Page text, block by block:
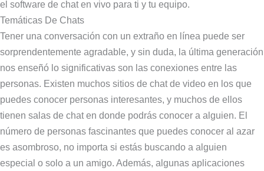
el software de chat en vivo para ti y tu equipo.
Temáticas De Chats
Tener una conversación con un extraño en línea puede ser
sorprendentemente agradable, y sin duda, la última generación
nos enseñó lo significativas son las conexiones entre las
personas. Existen muchos sitios de chat de video en los que
puedes conocer personas interesantes, y muchos de ellos
tienen salas de chat en donde podrás conocer a alguien. El
número de personas fascinantes que puedes conocer al azar
es asombroso, no importa si estás buscando a alguien
especial o solo a un amigo. Además, algunas aplicaciones